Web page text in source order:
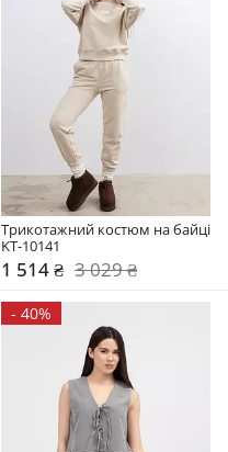
Трикотажний костюм на байці
KT-10141
1 514 ₴ 3 029 ₴
- 40%